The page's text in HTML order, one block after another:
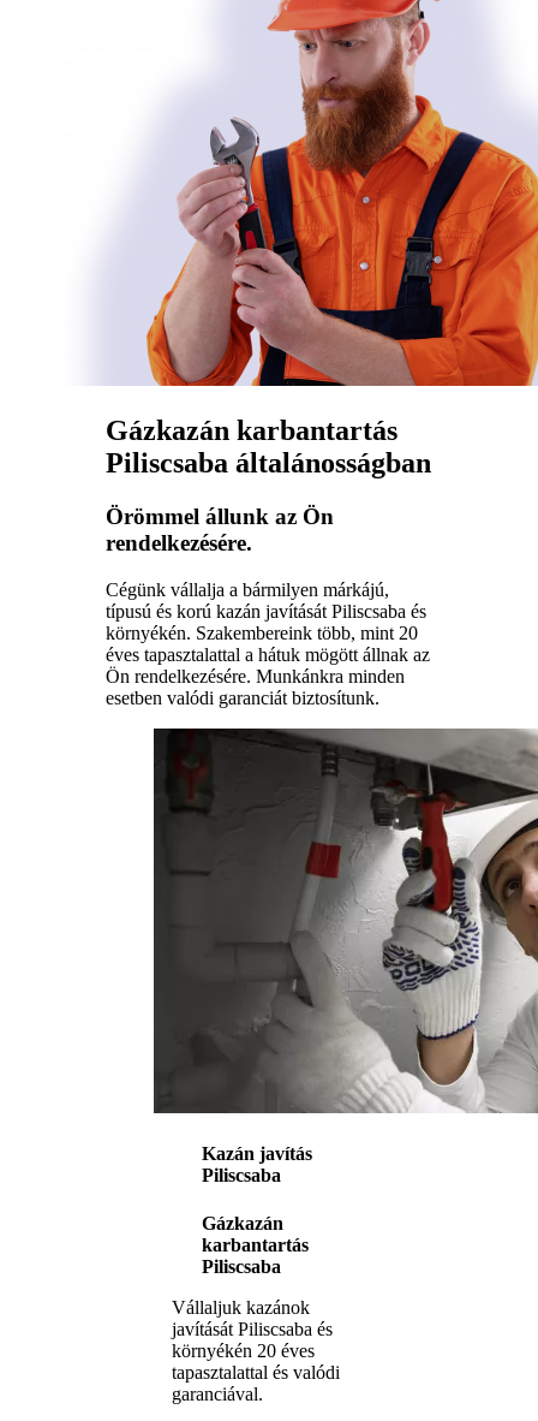
Gázkazán karbantartás
Piliscsaba általánosságban
Örömmel állunk az Ön
rendelkezésére.
Cégünk vállalja a bármilyen márkájú,
típusú és korú kazán javítását Piliscsaba és
környékén. Szakembereink több, mint 20
éves tapasztalattal a hátuk mögött állnak az
Ön rendelkezésére. Munkánkra minden
esetben valódi garanciát biztosítunk.
Kazán javítás
Piliscsaba
Gázkazán
karbantartás
Piliscsaba
Vállaljuk kazánok
javítását Piliscsaba és
környékén 20 éves
tapasztalattal és valódi
garanciával.